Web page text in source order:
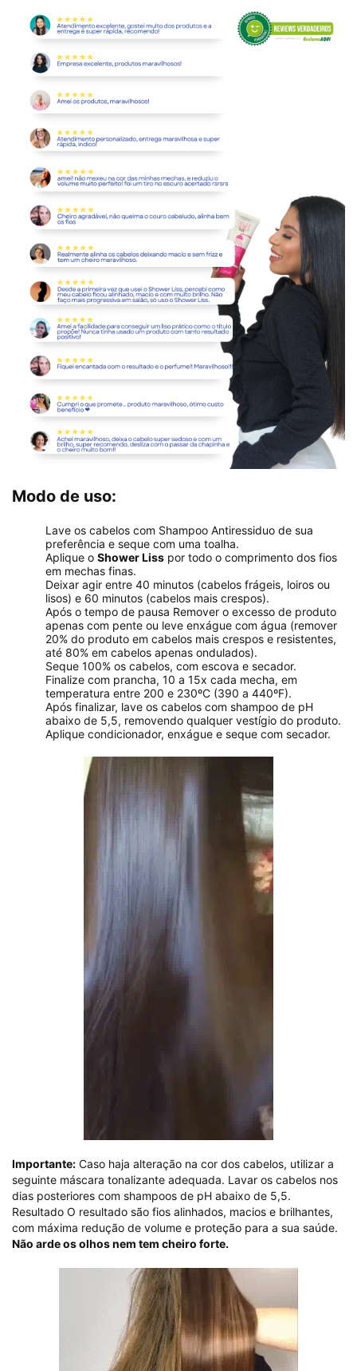
Modo de uso:
Lave os cabelos com Shampoo Antiressiduo de sua
preferência e seque com uma toalha.
Aplique o Shower Liss por todo o comprimento dos fios
em mechas finas.
Deixar agir entre 40 minutos (cabelos frágeis, loiros ou
lisos) e 60 minutos (cabelos mais crespos).
Após o tempo de pausa Remover o excesso de produto
apenas com pente ou leve enxágue com água (remover
20% do produto em cabelos mais crespos e resistentes,
até 80% em cabelos apenas ondulados).
Seque 100% os cabelos, com escova e secador.
Finalize com prancha, 10 a 15x cada mecha, em
temperatura entre 200 e 230ºC (390 a 440ºF).
Após finalizar, lave os cabelos com shampoo de pH
abaixo de 5,5, removendo qualquer vestígio do produto.
Aplique condicionador, enxágue e seque com secador.
Importante: Caso haja alteração na cor dos cabelos, utilizar a
seguinte máscara tonalizante adequada. Lavar os cabelos nos
dias posteriores com shampoos de pH abaixo de 5,5.
Resultado O resultado são fios alinhados, macios e brilhantes,
com máxima redução de volume e proteção para a sua saúde.
Não arde os olhos nem tem cheiro forte.